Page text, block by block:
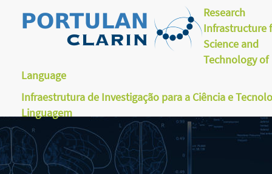
Research
Infrastructure
Science and
Technology of
Language
Infraestrutura de Investigação para a Ciência e
Linguagem